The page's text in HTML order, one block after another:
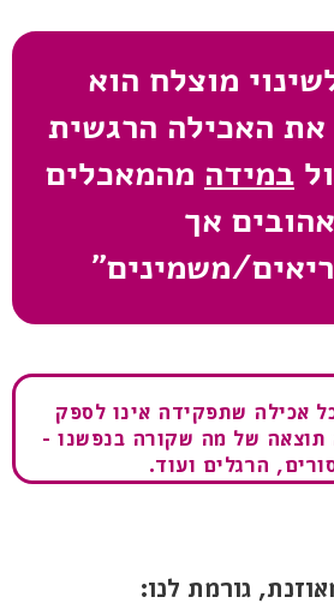
מוצלח הוא
האכילה הרגשית
במידה מהמאכלים
אך
משמינים"
אכילה שתפקידה אינו לספק
תוצאה של מה שקורה בנפשנו -
הרגלים ועוד.
גורמת לנו: